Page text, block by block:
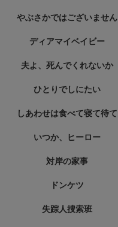
やぶさかではございません
ディアマイベイビー
夫よ、死んでくれないか
ひとりでしにたい
しあわせは食べて寝て待て
いつか、ヒーロー
対岸の家事
ドンケツ
失踪人捜索班